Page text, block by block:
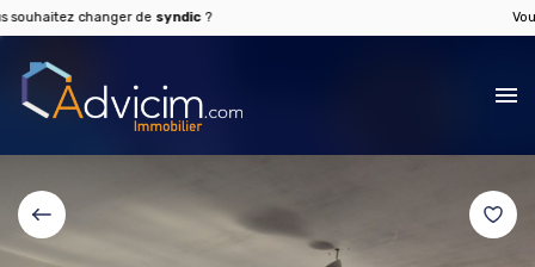
changer desyndic? Vous